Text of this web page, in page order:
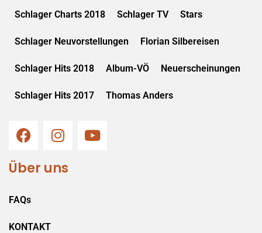
Schlager Charts 2018 Schlager TV Stars
Schlager Neuvorstellungen Florian Silbereisen
Schlager Hits 2018 Album-VÖ Neuerscheinungen
Schlager Hits 2017 Thomas Anders
Über uns
FAQs
KONTAKT